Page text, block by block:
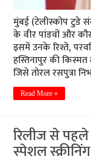
मुंबई (टेलीस्कोप टुडे
के वीर पांडवों और
इसमें उनके रिश्ते,
हस्तिनापुर की
जिसे तोरल रसपुत्रा
Read More »
रिलीज से पहले
स्पेशल